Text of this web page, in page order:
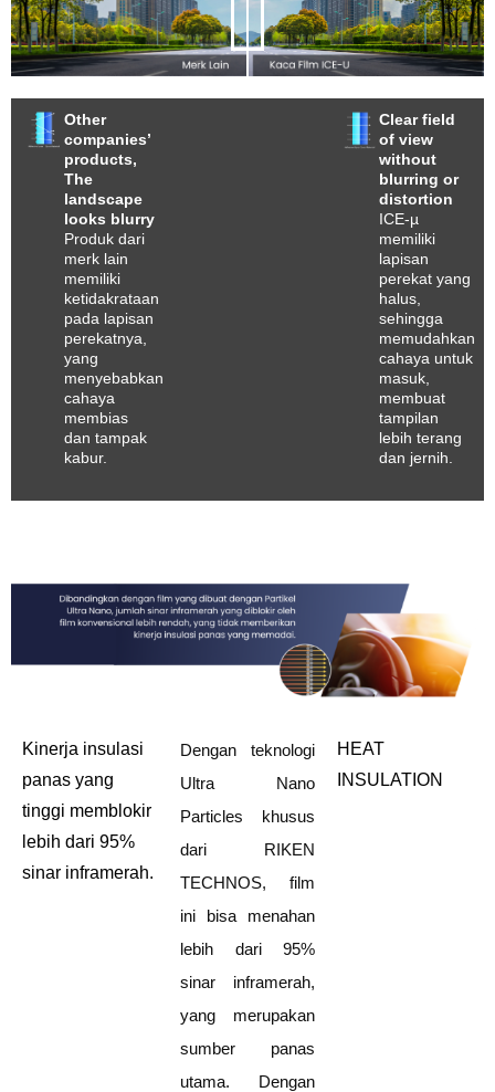
Other
companies’
products,
The
landscape
looks blurry
Produk dari
merk lain
memiliki
ketidakrataan
pada lapisan
perekatnya,
yang
menyebabkan
cahaya
membias
dan tampak
kabur.
Clear field
of view
without
blurring or
distortion
ICE-µ
memiliki
lapisan
perekat yang
halus,
sehingga
memudahkan
cahaya untuk
masuk,
membuat
tampilan
lebih terang
dan jernih.
Kinerja insulasi
panas yang
tinggi memblokir
lebih dari 95%
sinar inframerah.
Dengan teknologi
Ultra Nano
Particles khusus
dari RIKEN
TECHNOS, film
ini bisa menahan
lebih dari 95%
sinar inframerah,
yang merupakan
sumber panas
utama. Dengan
HEAT
INSULATION